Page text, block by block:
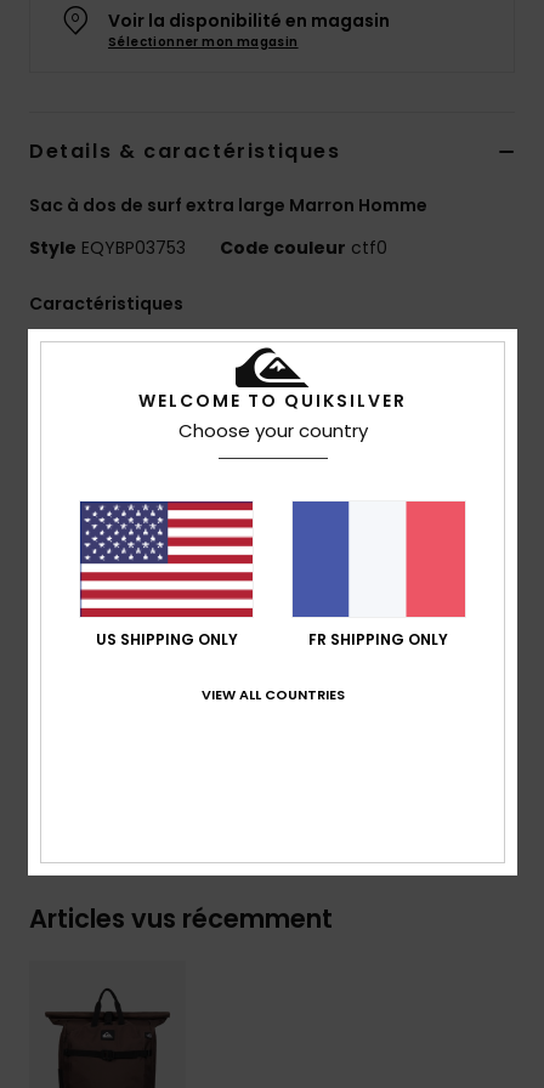
Voir la disponibilité en magasin
Sélectionner mon magasin
Details & caractéristiques
Sac à dos de surf extra large Marron Homme
Style EQYBP03753 Code couleur ctf0
Caractéristiques
polyester recyclé 600D, micro ripstop
Compartiments :compartiment principal, poche
extérieure pour accessoires, fermeture roll-top, poche
Autre :compartiment humide/sec, rangement pour
serviette, poche pour bouteille, attaches de sangle à
l’avant
Dimensions :51 [H] x 28 [L] x 26 [P] cm
Articles vus récemment
WELCOME TO QUIKSILVER
Choose your country
US SHIPPING ONLY FR SHIPPING ONLY
VIEW ALL COUNTRIES